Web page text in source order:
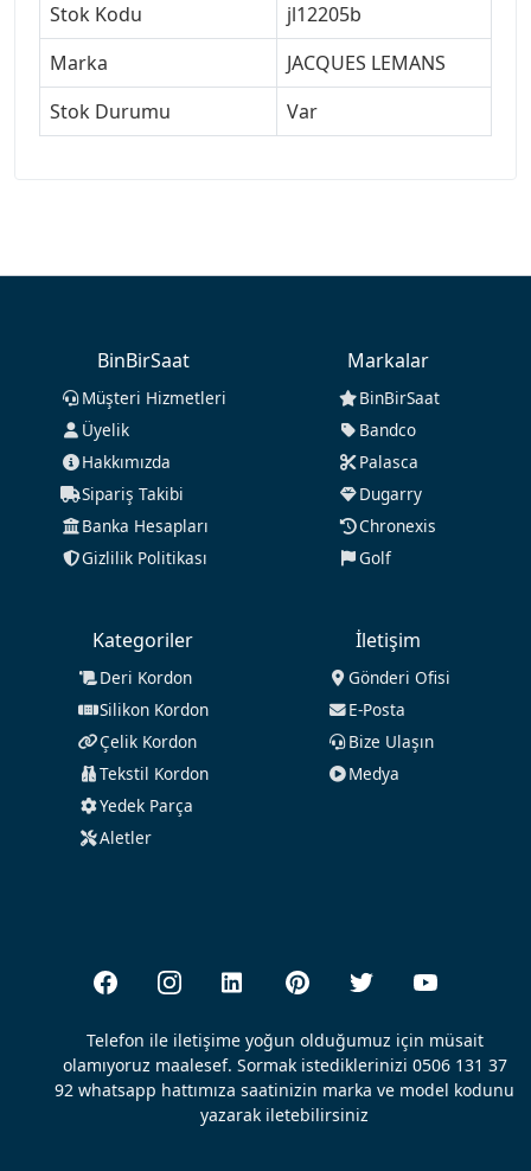
Stok Kodu
jl12205b
Marka
JACQUES LEMANS
Stok Durumu
Var
BinBirSaat
Müşteri Hizmetleri
Üyelik
Hakkımızda
Sipariş Takibi
Banka Hesapları
Gizlilik Politikası
Markalar
BinBirSaat
Bandco
Palasca
Dugarry
Chronexis
Golf
Kategoriler
Deri Kordon
Silikon Kordon
Çelik Kordon
Tekstil Kordon
Yedek Parça
Aletler
İletişim
Gönderi Ofisi
E-Posta
Bize Ulaşın
Medya
Telefon ile iletişime yoğun olduğumuz için müsait
olamıyoruz maalesef. Sormak istediklerinizi 0506 131 37
92 whatsapp hattımıza saatinizin marka ve model kodunu
yazarak iletebilirsiniz